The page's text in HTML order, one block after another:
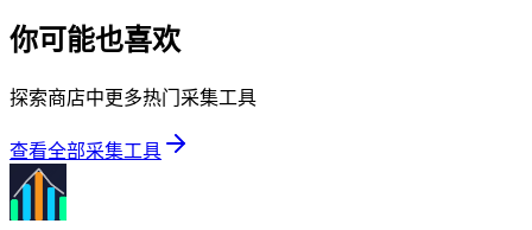
你可能也喜欢
探索商店中更多热门采集工具
查看全部采集工具